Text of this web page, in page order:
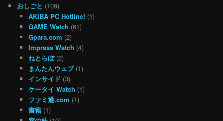
おしごと (109)
AKIBA PC Hotline!(1)
GAME Watch (61)
Gpara.com (2)
Impress Watch (4)
ねとらぼ(2)
まんたんウェブ(1)
インサイド (3)
ケータイ Watch (1)
ファミ通.com (1)
書籍(1)